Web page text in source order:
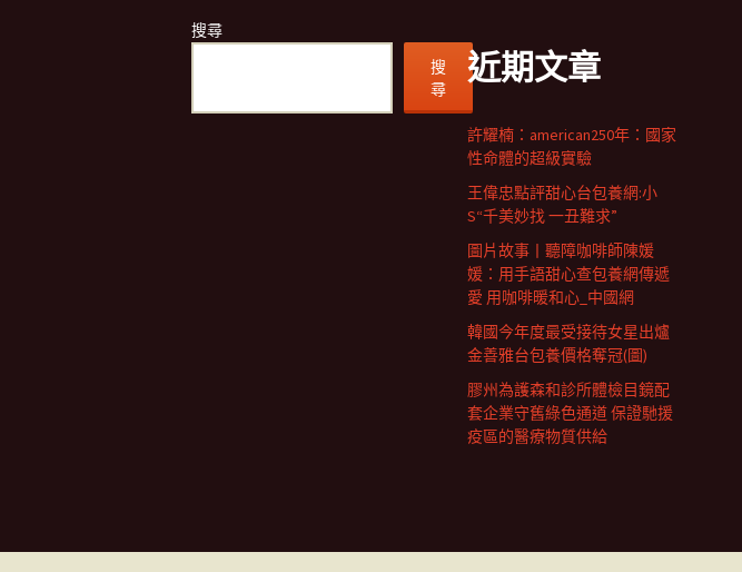
搜尋
搜
尋
近期文章
許耀楠：american250年：國家
性命體的超級實驗
王偉忠點評甜心台包養網:小
S“千美妙找 一丑難求”
圖片故事丨聽障咖啡師陳媛
媛：用手語甜心查包養網傳遞
愛 用咖啡暖和心_中國網
韓國今年度最受接待女星出爐
金善雅台包養價格奪冠(圖)
膠州為護森和診所體檢目鏡配
套企業守舊綠色通道 保證馳援
疫區的醫療物質供給